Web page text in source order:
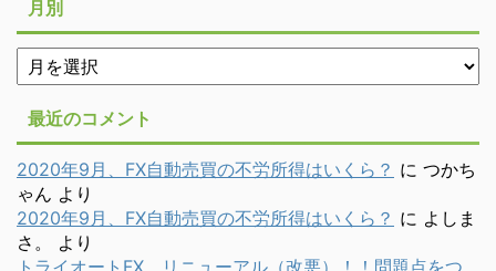
月別
月
別
最近のコメント
2020年9月、FX自動売買の不労所得はいくら？ に つかち
ゃん より
2020年9月、FX自動売買の不労所得はいくら？ に よしま
さ。
より
トライオートFX、リニューアル（改悪）！！問題点をつ